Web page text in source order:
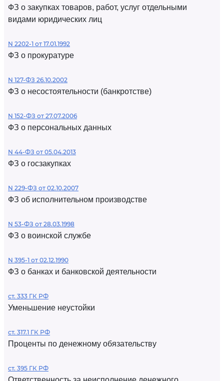
ФЗ о закупках товаров, работ, услуг отдельными
видами юридических лиц
N 2202-1 от 17.01.1992
ФЗ о прокуратуре
N 127-ФЗ 26.10.2002
ФЗ о несостоятельности (банкротстве)
N 152-ФЗ от 27.07.2006
ФЗ о персональных данных
N 44-ФЗ от 05.04.2013
ФЗ о госзакупках
N 229-ФЗ от 02.10.2007
ФЗ об исполнительном производстве
N 53-ФЗ от 28.03.1998
ФЗ о воинской службе
N 395-1 от 02.12.1990
ФЗ о банках и банковской деятельности
ст. 333 ГК РФ
Уменьшение неустойки
ст. 317.1 ГК РФ
Проценты по денежному обязательству
ст. 395 ГК РФ